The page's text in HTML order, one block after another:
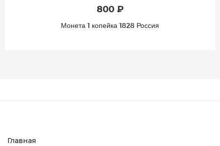
800 ₽
Монета 1 копейка 1828 Россия
Главная